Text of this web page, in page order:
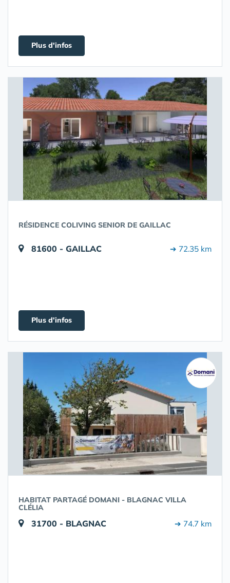
Plus d'infos
RÉSIDENCE COLIVING SENIOR DE GAILLAC
81600 - GAILLAC ➔ 72.35 km
Plus d'infos
HABITAT PARTAGÉ DOMANI - BLAGNAC VILLA
CLÉLIA
31700 - BLAGNAC ➔ 74.7 km